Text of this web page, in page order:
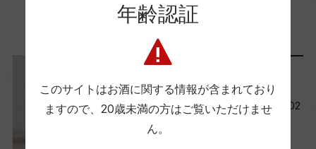
この商品に関連する記事
今月の新規取り扱い商品【202
年齢認証
このサイトはお酒に関する情報が含まれており
ますので、 20歳未満の方はご覧いただけませ
ん。